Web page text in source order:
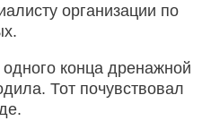
организации по
конца дренажной
Тот почувствовал